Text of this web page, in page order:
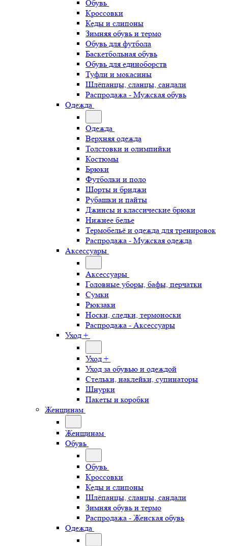
Обувь
Кроссовки
Кеды и слипоны
Зимняя обувь и термо
Обувь для футбола
Баскетбольная обувь
Обувь для единоборств
Туфли и мокасины
Шлёпанцы, сланцы, сандали
Распродажа - Мужская обувь
Одежда
Одежда
Верхняя одежда
Толстовки и олимпийки
Костюмы
Брюки
Футболки и поло
Шорты и бриджи
Рубашки и пайты
Джинсы и классические брюки
Нижнее белье
Термобельё и одежда для тренировок
Распродажа - Мужская одежда
Аксессуары
Аксессуары
Головные уборы, бафы, перчатки
Сумки
Рюкзаки
Носки, следки, термоноски
Распродажа - Аксессуары
Уход +
Уход +
Уход за обувью и одеждой
Стельки, наклейки, супинаторы
Шнурки
Пакеты и коробки
Женщинам
Женщинам
Обувь
Обувь
Кроссовки
Кеды и слипоны
Шлёпанцы, сланцы, сандали
Зимняя обувь и термо
Распродажа - Женская обувь
Одежда